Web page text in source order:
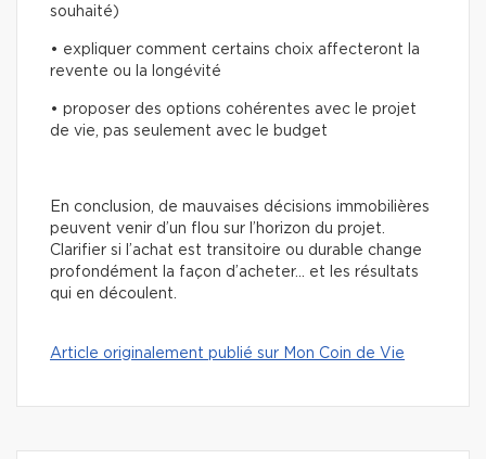
souhaité)
• expliquer comment certains choix affecteront la
revente ou la longévité
• proposer des options cohérentes avec le projet
de vie, pas seulement avec le budget
En conclusion, de mauvaises décisions immobilières
peuvent venir d’un flou sur l’horizon du projet.
Clarifier si l’achat est transitoire ou durable change
profondément la façon d’acheter… et les résultats
qui en découlent.
Article originalement publié sur Mon Coin de Vie